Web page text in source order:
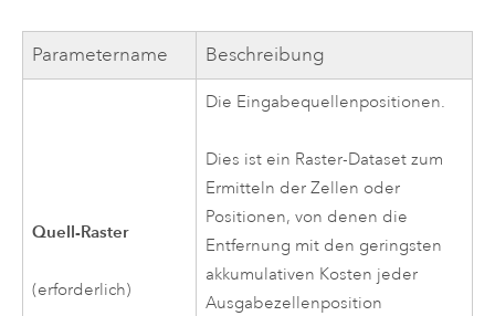
Parametername Beschreibung
Quell-Raster
(erforderlich)
Die Eingabequellenpositionen.
Dies ist ein Raster-Dataset zum
Ermitteln der Zellen oder
Positionen, von denen die
Entfernung mit den geringsten
akkumulativen Kosten jeder
Ausgabezellenposition